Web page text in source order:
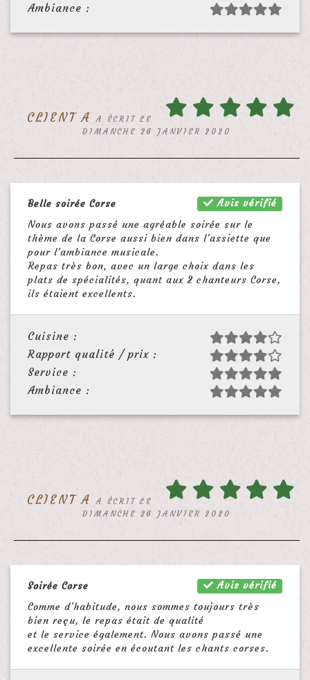
Ambiance :
CLIENT A
A ÉCRIT LE
DIMANCHE 26 JANVIER 2020
Avis vérifié
Belle soirée Corse
Nous avons passé une agréable soirée sur le
thème de la Corse aussi bien dans l'assiette que
pour l'ambiance musicale.
Repas très bon, avec un large choix dans les
plats de spécialités, quant aux 2 chanteurs Corse,
ils étaient excellents.
Cuisine :
Rapport qualité / prix :
Service :
Ambiance :
CLIENT A
A ÉCRIT LE
DIMANCHE 26 JANVIER 2020
Avis vérifié
Soirée Corse
Comme d'habitude, nous sommes toujours très
bien reçu, le repas était de qualité
et le service également. Nous avons passé une
excellente soirée en écoutant les chants corses.